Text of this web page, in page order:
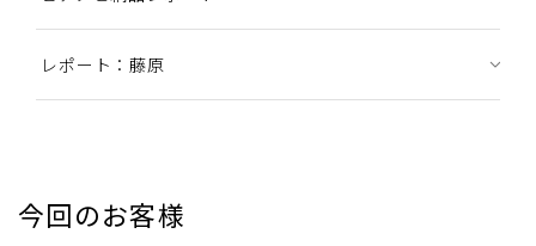
レポート：藤原
今回のお客様